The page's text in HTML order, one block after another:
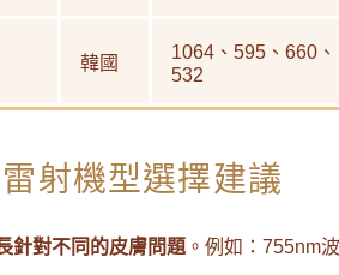
韓國
1064、595、660、
532
射機型選擇建議
針對不同的皮膚問題 。例如：755nm